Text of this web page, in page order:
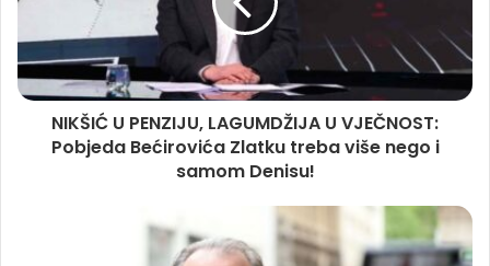
NIKŠIĆ U PENZIJU, LAGUMDŽIJA U VJEČNOST:
Pobjeda Bećirovića Zlatku treba više nego i
samom Denisu!